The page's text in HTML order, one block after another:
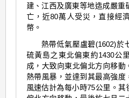
建、江西及廣東等地造成嚴重
亡，近80萬人受災，直接經
幣。
熱帶低氣壓盧碧(1602)於
硫黃島之東北偏東約1430公
成，大致向東北偏北方向移動
熱帶風暴，並達到其最高強度
風速估計為每小時75公里。